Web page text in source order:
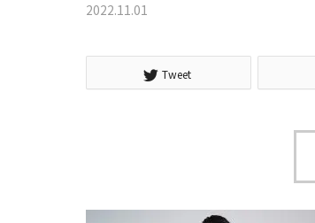
サービス一覧
COLUMN
2022.11.01
Tweet